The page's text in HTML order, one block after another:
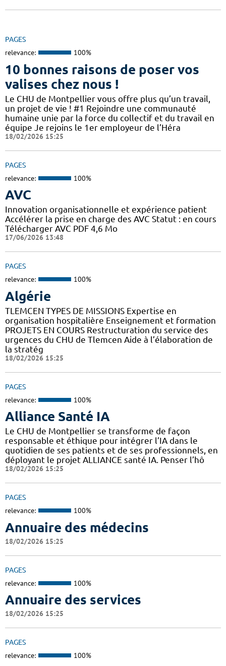
PAGES
relevance: 100%
10 bonnes raisons de poser vos
valises chez nous !
Le CHU de Montpellier vous offre plus qu’un travail,
un projet de vie ! #1 Rejoindre une communauté
humaine unie par la force du collectif et du travail en
équipe Je rejoins le 1er employeur de l’Héra
18/02/2026 15:25
PAGES
relevance: 100%
AVC
Innovation organisationnelle et expérience patient
Accélérer la prise en charge des AVC Statut : en cours
Télécharger AVC PDF 4,6 Mo
17/06/2026 13:48
PAGES
relevance: 100%
Algérie
TLEMCEN TYPES DE MISSIONS Expertise en
organisation hospitalière Enseignement et formation
PROJETS EN COURS Restructuration du service des
urgences du CHU de Tlemcen Aide à l’élaboration de
la stratég
18/02/2026 15:25
PAGES
relevance: 100%
Alliance Santé IA
Le CHU de Montpellier se transforme de façon
responsable et éthique pour intégrer l’IA dans le
quotidien de ses patients et de ses professionnels, en
déployant le projet ALLIANCE santé IA. Penser l’hô
18/02/2026 15:25
PAGES
relevance: 100%
Annuaire des médecins
18/02/2026 15:25
PAGES
relevance: 100%
Annuaire des services
18/02/2026 15:25
PAGES
relevance: 100%